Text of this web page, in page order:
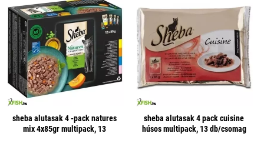
sheba alutasak 4 -pack natures
mix 4x85gr multipack, 13
sheba alutasak 4 pack cuisine
húsos multipack, 13 db/csomag